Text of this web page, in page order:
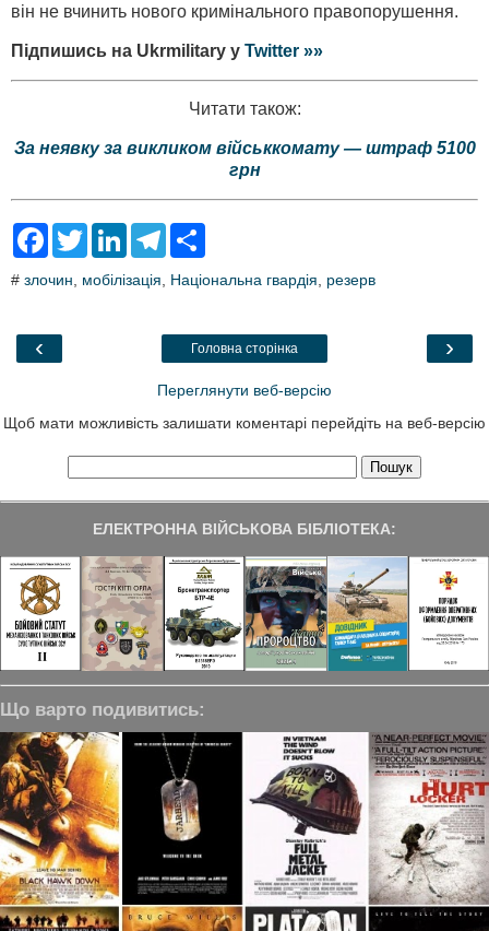
він не вчинить нового кримінального правопорушення.
Підпишись на Ukrmilitary у Twitter »»
Читати також:
За неявку за викликом військкомату — штраф 5100
грн
F
e
o
T
t
L
k
T
e
a
r
# злочин мобілізація Національна гвардія резерв
‹ ›
Головна сторінка
Переглянути веб-версію
Щоб мати можливість залишати коментарі перейдіть на веб-версію
ЕЛЕКТРОННА ВІЙСЬКОВА БІБЛІОТЕКА:
Що варто подивитись: